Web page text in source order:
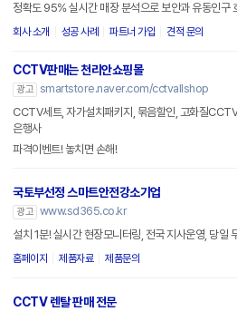
정확도 95% 실시간 매장 분석으로 보안과 유동인구
회사 소개 성공 사례 파트너 가입 견적 문의
CCTV판매는 천리안쇼핑몰
광고 smartstore.naver.com/cctvallshop
CCTV세트, 자가설치패키지, 묶음할인, 고화질
은행사
파격이벤트! 놓치면 손해!
국토부선정 스마트안전강소기업
광고 www.sd365.co.kr
설치 1분! 실시간 현장모니터링, 전국 지사운영, 당일
홈페이지 제품자료 제품문의
CCTV 렌탈 판매 전문